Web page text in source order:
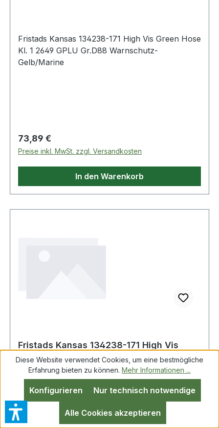
Fristads Kansas 134238-171 High Vis Green Hose
Kl. 1 2649 GPLU Gr.D88 Warnschutz-
Gelb/Marine
Regulärer Preis:
73,89 €
Preise inkl. MwSt. zzgl. Versandkosten
In den Warenkorb
Fristads Kansas 134238-171 High Vis
Green Hose Kl. 1 2649 GPLU Gr.D92
Warnschutz
Fristads Kansas 134238-171 High Vis Green Hose
Kl. 1 2649 GPLU Gr.D92 Warnschutz-
Gelb/Marine
Diese Website verwendet Cookies, um eine bestmögliche
Erfahrung bieten zu können. Mehr Informationen ...
Nur technisch notwendige
Konfigurieren
Alle Cookies akzeptieren